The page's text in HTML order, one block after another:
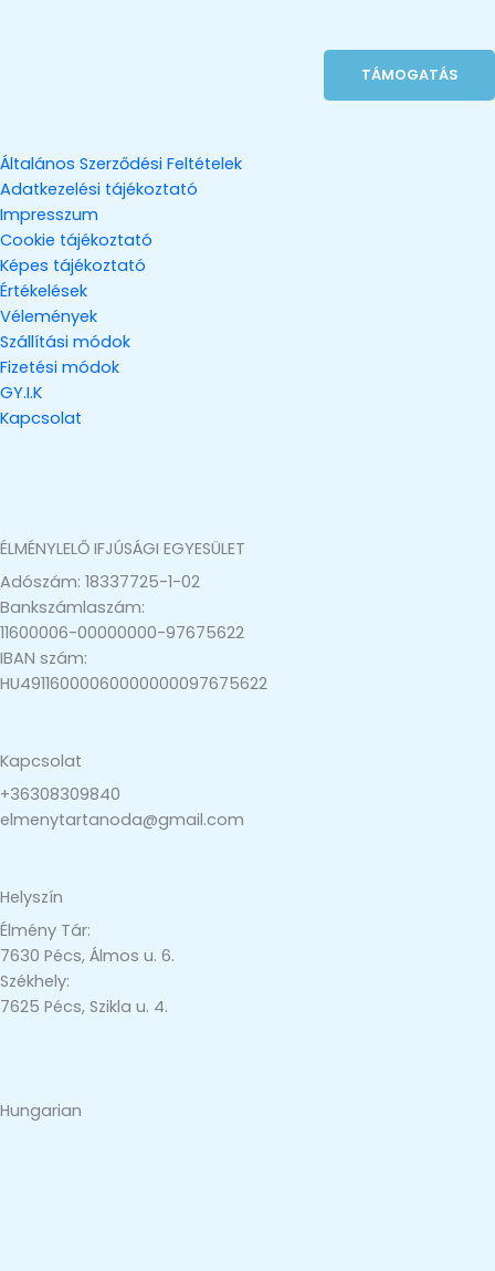
TÁMOGATÁS
Általános Szerződési Feltételek
Adatkezelési tájékoztató
Impresszum
Cookie tájékoztató
Képes tájékoztató
Értékelések
Vélemények
Szállítási módok
Fizetési módok
GY.I.K
Kapcsolat
ÉLMÉNYLELŐ IFJÚSÁGI EGYESÜLET
Adószám: 18337725-1-02
Bankszámlaszám:
11600006-00000000-97675622
IBAN szám:
HU49116000060000000097675622
Kapcsolat
+36308309840
elmenytartanoda@gmail.com
Helyszín
Élmény Tár:
7630 Pécs, Álmos u. 6.
Székhely:
7625 Pécs, Szikla u. 4.
Hungarian